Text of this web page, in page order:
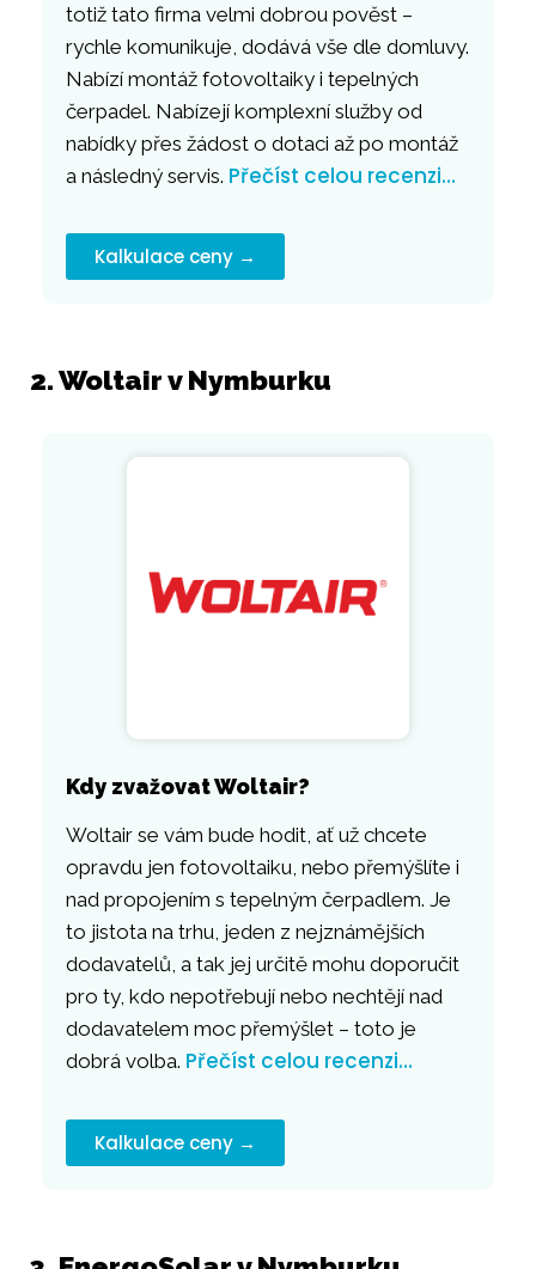
totiž tato firma velmi dobrou pověst –
rychle komunikuje, dodává vše dle domluvy.
Nabízí montáž fotovoltaiky i tepelných
čerpadel. Nabízejí komplexní služby od
nabídky přes žádost o dotaci až po montáž
a následný servis. Přečíst celou recenzi…
Kalkulace ceny →
2. Woltair v Nymburku
Kdy zvažovat Woltair?
Woltair se vám bude hodit, ať už chcete
opravdu jen fotovoltaiku, nebo přemýšlíte i
nad propojením s tepelným čerpadlem. Je
to jistota na trhu, jeden z nejznámějších
dodavatelů, a tak jej určitě mohu doporučit
pro ty, kdo nepotřebují nebo nechtějí nad
dodavatelem moc přemýšlet – toto je
dobrá volba. Přečíst celou recenzi…
Kalkulace ceny →